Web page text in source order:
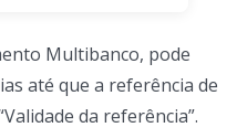
Multibanco, pode
até que a referência de
da referência”.